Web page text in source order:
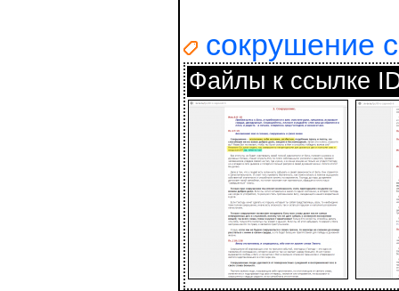
сокрушение
Файлы к ссылке